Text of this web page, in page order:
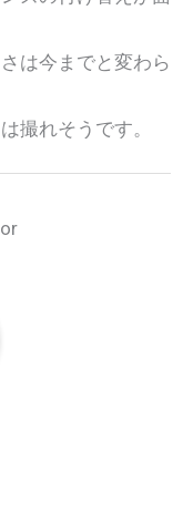
は今までと変わら
撮れそうです。